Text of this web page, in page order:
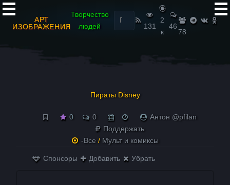
АРТ
ИЗОБРАЖЕНИЯ
Творчество
людей
Найти:
131
2
к
46
78
Пираты Disney
0 0
Антон @pfilan
Поддержать
-Все / Мульт и комиксы
Спонсоры Добавить Убрать